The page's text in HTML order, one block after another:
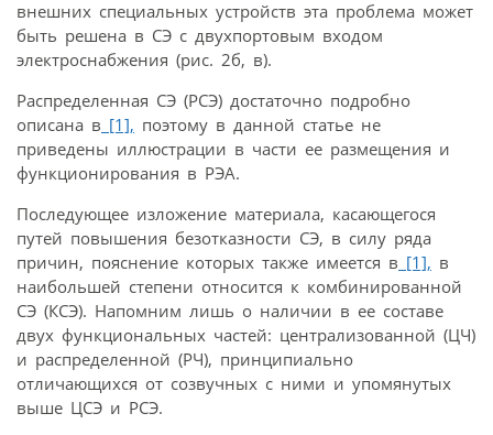
внешних специальных устройств эта проблема может
быть решена в СЭ с двухпортовым входом
электроснабжения (рис. 2б, в).
Распределенная СЭ (РСЭ) достаточно подробно
описана в [1], поэтому в данной статье не
приведены иллюстрации в части ее размещения и
функционирования в РЭА.
Последующее изложение материала, касающегося
путей повышения безотказности СЭ, в силу ряда
причин, пояснение которых также имеется в [1], в
наибольшей степени относится к комбинированной
СЭ (КСЭ). Напомним лишь о наличии в ее составе
двух функциональных частей: централизованной (ЦЧ)
и распределенной (РЧ), принципиально
отличающихся от созвучных с ними и упомянутых
выше ЦСЭ и РСЭ.